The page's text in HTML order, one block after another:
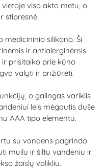
viso akto metu, o
stipresnė.
medicininio silikono. Ši
ir antialerginėmis
prisitaiko prie kūno
valyti ir prižiūrėti.
o galingas variklis
leis mėgautis duše
AAA tipo elementu.
su vandens pagrindo
muilu ir šiltu vandeniu ir
žaislų valikliu.